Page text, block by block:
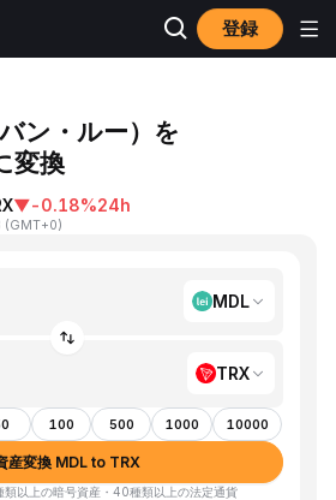
登録
ン・ルー）を
変換
▼-0.18%24h
(GMT+0)
MDL
TRX
100 500 1000 10000
産変換 MDL to TRX
以上の暗号資産・40種類以上の法定通貨